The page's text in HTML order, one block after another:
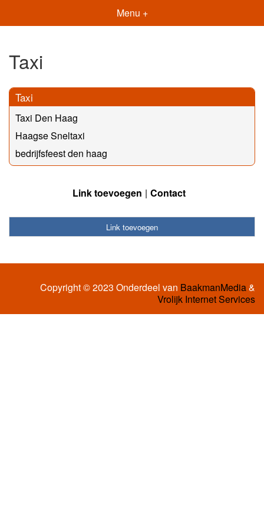
Menu +
Taxi
Taxi
Taxi Den Haag
Haagse Sneltaxi
bedrijfsfeest den haag
Link toevoegen Contact
Link toevoegen
Copyright © 2023 Onderdeel van BaakmanMedia&
Vrolijk Internet Services